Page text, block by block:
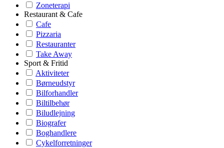
Zoneterapi
Restaurant & Cafe
Cafe
Pizzaria
Restauranter
Take Away
Sport & Fritid
Aktiviteter
Børneudstyr
Bilforhandler
Biltilbehør
Biludlejning
Biografer
Boghandlere
Cykelforretninger